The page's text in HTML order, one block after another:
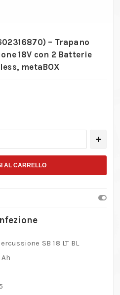
– Trapano
18V con 2 Batterie
metaBOX
AL CARRELLO
SB 18 LT BL